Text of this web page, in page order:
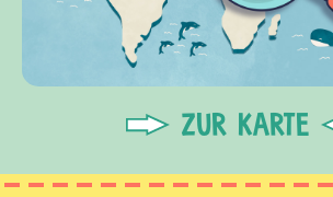
ZUR KARTE